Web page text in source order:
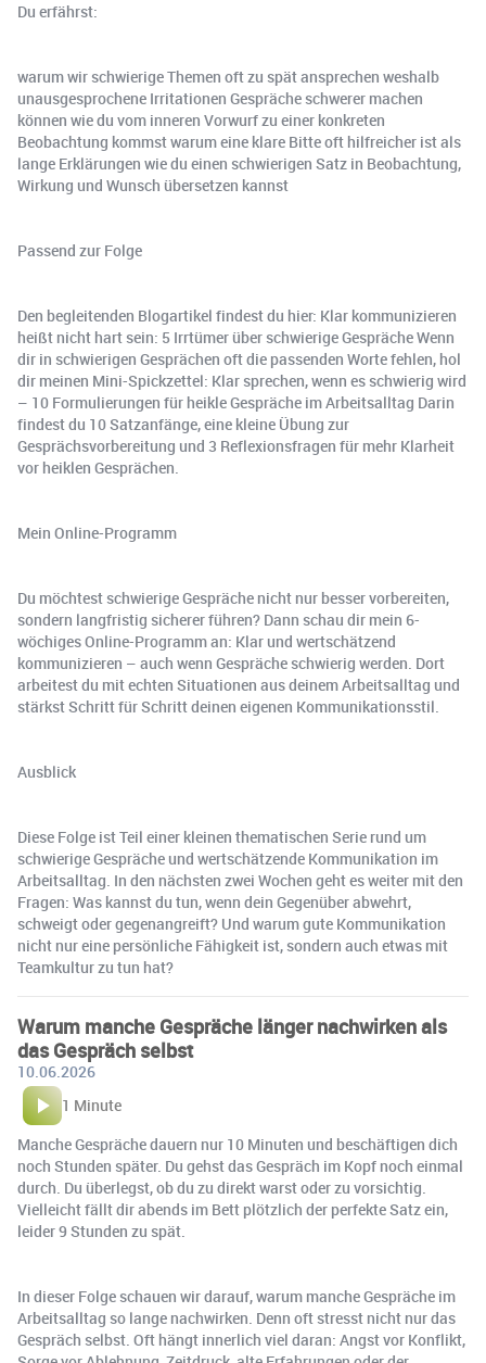
Du erfährst:
warum wir schwierige Themen oft zu spät ansprechen weshalb
unausgesprochene Irritationen Gespräche schwerer machen
können wie du vom inneren Vorwurf zu einer konkreten
Beobachtung kommst warum eine klare Bitte oft hilfreicher ist als
lange Erklärungen wie du einen schwierigen Satz in Beobachtung,
Wirkung und Wunsch übersetzen kannst
Passend zur Folge
Den begleitenden Blogartikel findest du hier: Klar kommunizieren
heißt nicht hart sein: 5 Irrtümer über schwierige Gespräche Wenn
dir in schwierigen Gesprächen oft die passenden Worte fehlen, hol
dir meinen Mini-Spickzettel: Klar sprechen, wenn es schwierig wird
– 10 Formulierungen für heikle Gespräche im Arbeitsalltag Darin
findest du 10 Satzanfänge, eine kleine Übung zur
Gesprächsvorbereitung und 3 Reflexionsfragen für mehr Klarheit
vor heiklen Gesprächen.
Mein Online-Programm
Du möchtest schwierige Gespräche nicht nur besser vorbereiten,
sondern langfristig sicherer führen? Dann schau dir mein 6-
wöchiges Online-Programm an: Klar und wertschätzend
kommunizieren – auch wenn Gespräche schwierig werden. Dort
arbeitest du mit echten Situationen aus deinem Arbeitsalltag und
stärkst Schritt für Schritt deinen eigenen Kommunikationsstil.
Ausblick
Diese Folge ist Teil einer kleinen thematischen Serie rund um
schwierige Gespräche und wertschätzende Kommunikation im
Arbeitsalltag. In den nächsten zwei Wochen geht es weiter mit den
Fragen: Was kannst du tun, wenn dein Gegenüber abwehrt,
schweigt oder gegenangreift? Und warum gute Kommunikation
nicht nur eine persönliche Fähigkeit ist, sondern auch etwas mit
Teamkultur zu tun hat?
Warum manche Gespräche länger nachwirken als
das Gespräch selbst
10.06.2026
1 Minute
Manche Gespräche dauern nur 10 Minuten und beschäftigen dich
noch Stunden später. Du gehst das Gespräch im Kopf noch einmal
durch. Du überlegst, ob du zu direkt warst oder zu vorsichtig.
Vielleicht fällt dir abends im Bett plötzlich der perfekte Satz ein,
leider 9 Stunden zu spät.
In dieser Folge schauen wir darauf, warum manche Gespräche im
Arbeitsalltag so lange nachwirken. Denn oft stresst nicht nur das
Gespräch selbst. Oft hängt innerlich viel daran: Angst vor Konflikt,